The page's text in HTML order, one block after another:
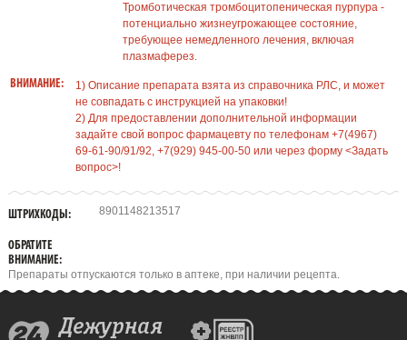
Тромботическая тромбоцитопеническая пурпура -
потенциально жизнеугрожающее состояние,
требующее немедленного лечения, включая
плазмаферез.
ВНИМАНИЕ:
1) Описание препарата взята из справочника РЛС, и может
не совпадать с инструкцией на упаковки!
2) Для предоставлении дополнительной информации
задайте свой вопрос фармацевту по телефонам +7(4967)
69-61-90/91/92, +7(929) 945-00-50 или через форму <Задать
вопрос>!
ШТРИХКОДЫ: 8901148213517
ОБРАТИТЕ
ВНИМАНИЕ:
Препараты отпускаются только в аптеке, при наличии рецепта.